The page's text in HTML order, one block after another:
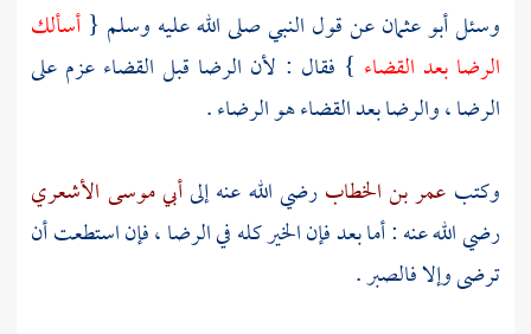
وسئلأبو عثمانعن قول النبي صلى الله عليه وسلم { أسألك
الرضا بعد القضاء } فقال : لأن الرضا قبل القضاء عزم على
الرضا ، والرضا بعد القضاء هو الرضاء .
وكتب عمر بن الخطابرضي الله عنه إلىأبي موسى الأشعري
رضي الله عنه : أما بعد فإن الخير كله في الرضا ، فإن استطعت أن
ترضى وإلا فالصبر .